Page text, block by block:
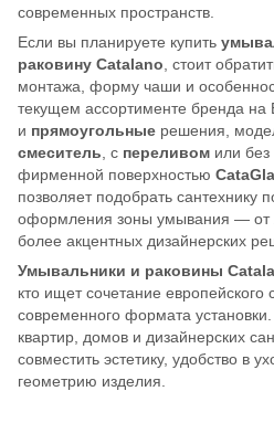
современных пространств.
Если вы планируете купить
раковину Catalano , стоит
монтажа, форму чаши и
текущем ассортименте бренда на
и прямоугольные решения,
смеситель , с переливом или без
фирменной поверхностью
позволяет подобрать сантехнику
оформления зоны умывания — от
более акцентных дизайнерских
Умывальники и раковины
кто ищет сочетание европейского
современного формата
квартир, домов и дизайнерских
совместить эстетику, удобство в
геометрию изделия.